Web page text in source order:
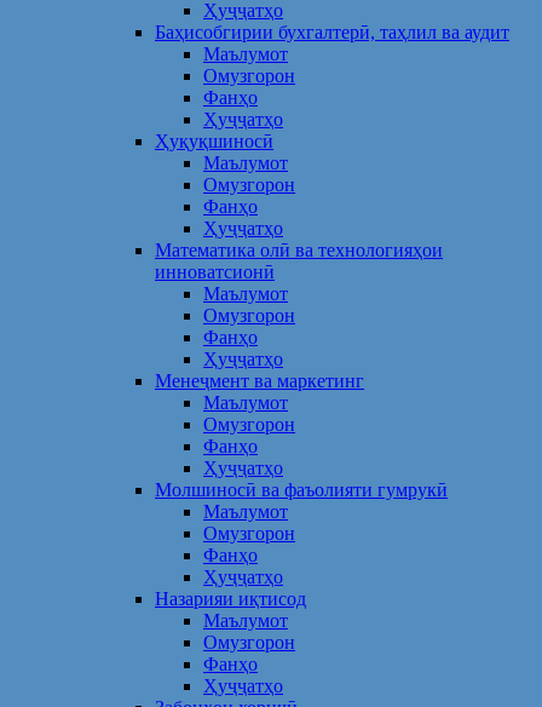
Ҳуҷҷатҳо
Баҳисобгирии бухгалтерӣ, таҳлил ва аудит
Маълумот
Омузгорон
Фанҳо
Ҳуҷҷатҳо
Ҳуқуқшиносӣ
Маълумот
Омузгорон
Фанҳо
Ҳуҷҷатҳо
Математика олӣ ва технологияҳои
инноватсионӣ
Маълумот
Омузгорон
Фанҳо
Ҳуҷҷатҳо
Менеҷмент ва маркетинг
Маълумот
Омузгорон
Фанҳо
Ҳуҷҷатҳо
Молшиносӣ ва фаъолияти гумрукӣ
Маълумот
Омузгорон
Фанҳо
Ҳуҷҷатҳо
Назарияи иқтисод
Маълумот
Омузгорон
Фанҳо
Ҳуҷҷатҳо